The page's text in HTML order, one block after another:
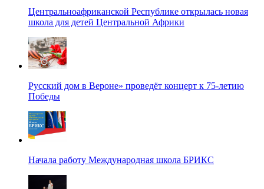
Центральноафриканской Республике открылась новая
школа для детей Центральной Африки
Русский дом в Вероне» проведёт концерт к 75-летию
Победы
Начала работу Международная школа БРИКС